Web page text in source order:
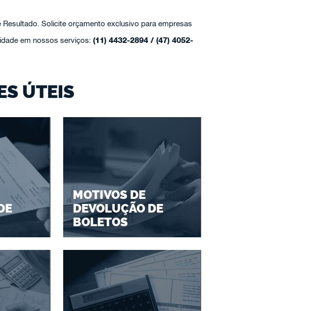
Solicite orçamento exclusivo para empresas
em nossos serviços: (11) 4432-2894 / (47) 4052-
ÚTEIS
MOTIVOS DE
DEVOLUÇÃO DE
BOLETOS